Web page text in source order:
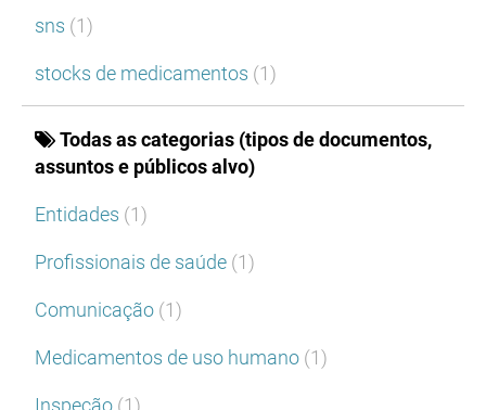
sns (1)
stocks de medicamentos (1)
Todas as categorias (tipos de documentos,
assuntos e públicos alvo)
Entidades (1)
Profissionais de saúde (1)
Comunicação (1)
Medicamentos de uso humano (1)